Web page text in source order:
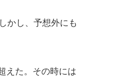
かし、予想外にも
えた。その時には